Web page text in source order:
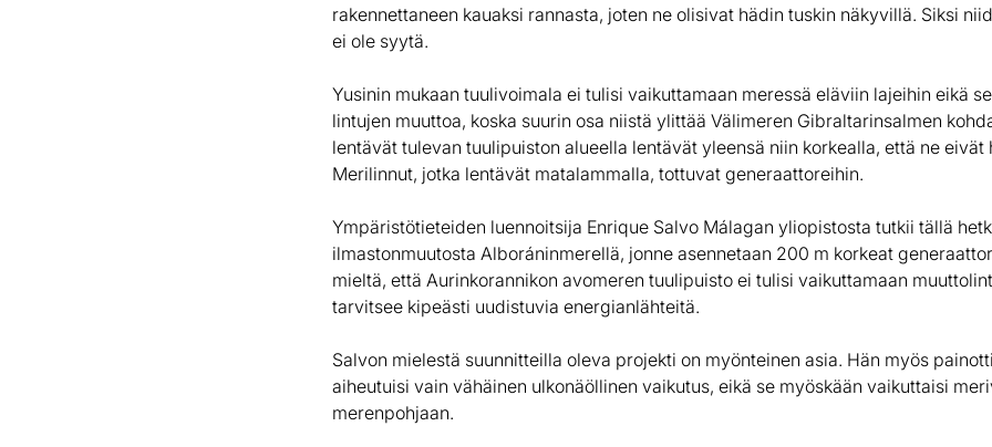
rakennettaneen kauaksi rannasta, joten ne olisivat hädin tuskin näkyvillä. Siksi
ei ole syytä.
Yusinin mukaan tuulivoimala ei tulisi vaikuttamaan meressä eläviin lajeihin eikä
lintujen muuttoa, koska suurin osa niistä ylittää Välimeren Gibraltarinsalmen
lentävät tulevan tuulipuiston alueella lentävät yleensä niin korkealla, että ne eivät
Merilinnut, jotka lentävät matalammalla, tottuvat generaattoreihin.
Ympäristötieteiden luennoitsija Enrique Salvo Málagan yliopistosta tutkii tällä
ilmastonmuutosta Alboráninmerellä, jonne asennetaan 200 m korkeat
mieltä, että Aurinkorannikon avomeren tuulipuisto ei tulisi vaikuttamaan
tarvitsee kipeästi uudistuvia energianlähteitä.
Salvon mielestä suunnitteilla oleva projekti on myönteinen asia. Hän myös
aiheutuisi vain vähäinen ulkonäöllinen vaikutus, eikä se myöskään vaikuttaisi
merenpohjaan.